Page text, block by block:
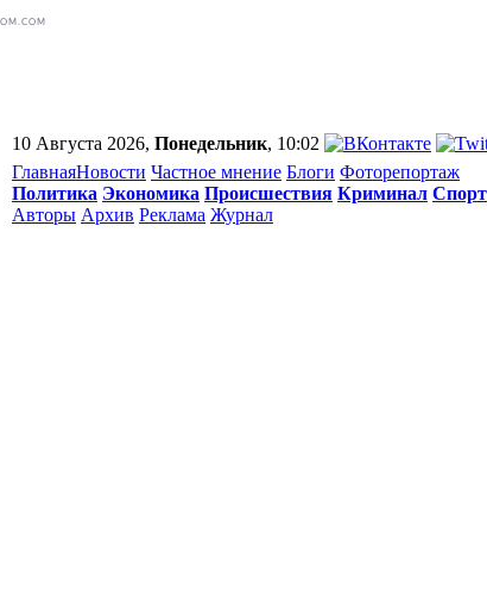
10 Августа 2026, Понедельник, 10:02
ГлавнаяНовости Частное мнение Блоги Фоторепортаж
Политика Экономика Происшествия Криминал Спорт
Авторы Архив Реклама Журнал